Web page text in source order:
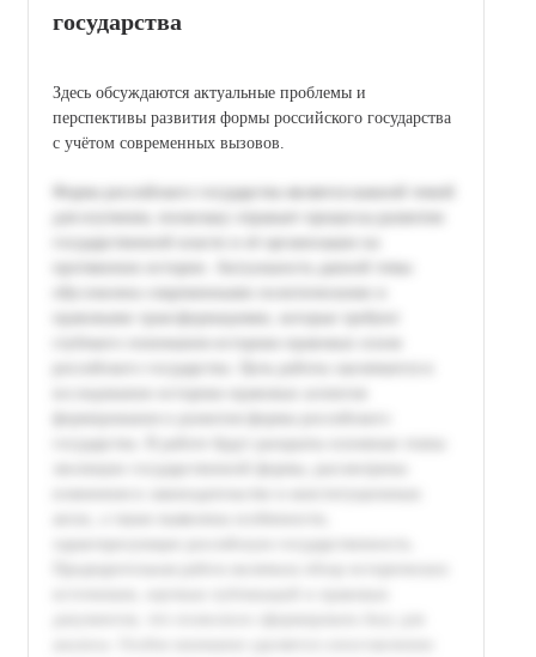
государства
Здесь обсуждаются актуальные проблемы и
перспективы развития формы российского государства
с учётом современных вызовов.